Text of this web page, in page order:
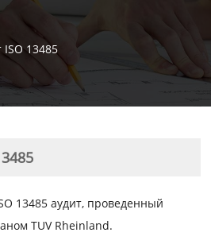
13485
13485 аудит, проведенный
TUV Rheinland.